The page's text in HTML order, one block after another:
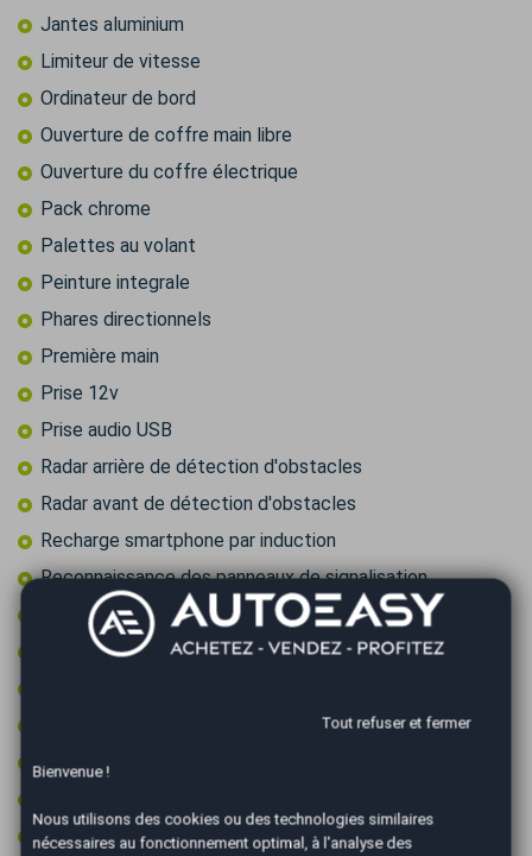
Jantes aluminium
Limiteur de vitesse
Ordinateur de bord
Ouverture de coffre main libre
Ouverture du coffre électrique
Pack chrome
Palettes au volant
Peinture integrale
Phares directionnels
Première main
Prise 12v
Prise audio USB
Radar arrière de détection d'obstacles
Radar avant de détection d'obstacles
Recharge smartphone par induction
Reconnaissance des panneaux de signalisation
Régulateur de vitesse
Régulateur de vitesse adaptatif
Rétroviseurs électriques
Sièges chauffants
Tout refuser et fermer
Bienvenue !
Nous utilisons des cookies ou des technologies similaires
nécessaires au fonctionnement optimal, à l'analyse des